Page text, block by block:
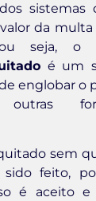
sistemas
da
ou seja, o
é um
englobar o
outras
sem
feito,
é aceito